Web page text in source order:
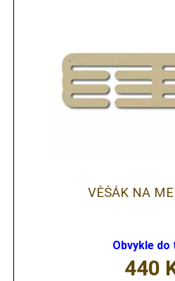
VĚŠÁK NA
Obvykle do
440